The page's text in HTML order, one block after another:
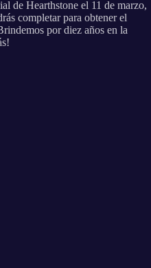
de Hearthstone el 11 de marzo,
completar para obtener el
por diez años en la